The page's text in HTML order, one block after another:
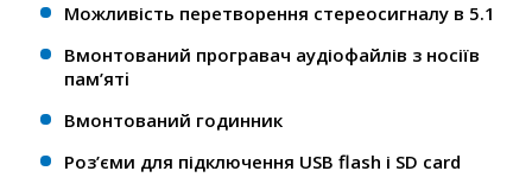
Можливість перетворення стереосигналу в 5.1
Вмонтований програвач аудіофайлів з носіїв
пам’ятi
Вмонтований годинник
Роз’єми для підключення USB flash і SD card